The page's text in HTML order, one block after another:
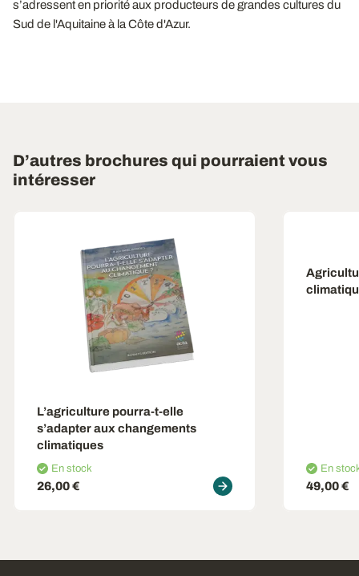
s’adressent en priorité aux producteurs de grandes cultures du
Sud de l'Aquitaine à la Côte d'Azur.
D’autres brochures qui pourraient vous
intéresser
L’agriculture pourra-t-elle
s’adapter aux changements
climatiques
En stock
26,00 €
En
49,00 €